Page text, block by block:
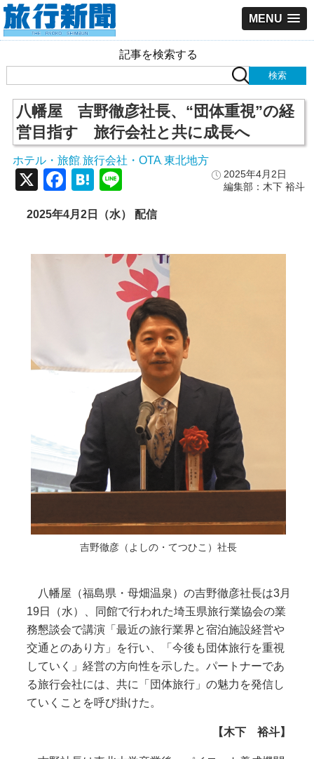
MENU
記事を検索する
八幡屋 吉野徹彦社長、“団体重視”の経
営目指す 旅行会社と共に成長へ
ホテル・旅館 旅行会社・OTA, 東北地方
2025年4月2日
編集部：木下 裕斗
X Facebook
Hatena
2025年4月2日（水） 配信
吉野徹彦（よしの・てつひこ）社長
八幡屋（福島県・母畑温泉）の吉野徹彦社長は3月
19日（水）、同館で行われた埼玉県旅行業協会の業
務懇談会で講演「最近の旅行業界と宿泊施設経営や
交通とのあり方」を行い、「今後も団体旅行を重視
していく」経営の方向性を示した。パートナーであ
る旅行会社には、共に「団体旅行」の魅力を発信し
ていくことを呼び掛けた。
【木下 裕斗】